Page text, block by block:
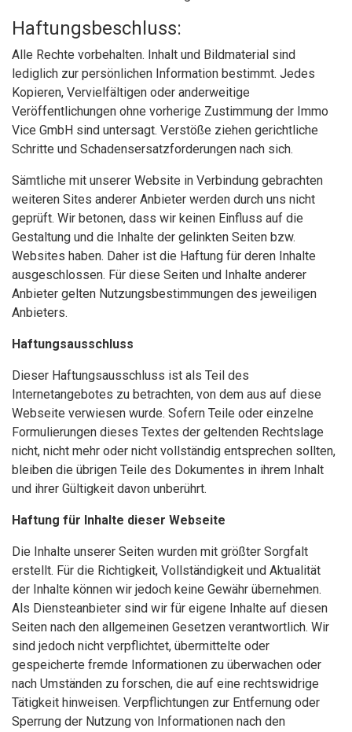
Haftungsbeschluss:
Alle Rechte vorbehalten. Inhalt und Bildmaterial sind
lediglich zur persönlichen Information bestimmt. Jedes
Kopieren, Vervielfältigen oder anderweitige
Veröffentlichungen ohne vorherige Zustimmung der Immo
Vice GmbH sind untersagt. Verstöße ziehen gerichtliche
Schritte und Schadensersatzforderungen nach sich.
Sämtliche mit unserer Website in Verbindung gebrachten
weiteren Sites anderer Anbieter werden durch uns nicht
geprüft. Wir betonen, dass wir keinen Einfluss auf die
Gestaltung und die Inhalte der gelinkten Seiten bzw.
Websites haben. Daher ist die Haftung für deren Inhalte
ausgeschlossen. Für diese Seiten und Inhalte anderer
Anbieter gelten Nutzungsbestimmungen des jeweiligen
Anbieters.
Haftungsausschluss
Dieser Haftungsausschluss ist als Teil des
Internetangebotes zu betrachten, von dem aus auf diese
Webseite verwiesen wurde. Sofern Teile oder einzelne
Formulierungen dieses Textes der geltenden Rechtslage
nicht, nicht mehr oder nicht vollständig entsprechen sollten,
bleiben die übrigen Teile des Dokumentes in ihrem Inhalt
und ihrer Gültigkeit davon unberührt.
Haftung für Inhalte dieser Webseite
Die Inhalte unserer Seiten wurden mit größter Sorgfalt
erstellt. Für die Richtigkeit, Vollständigkeit und Aktualität
der Inhalte können wir jedoch keine Gewähr übernehmen.
Als Diensteanbieter sind wir für eigene Inhalte auf diesen
Seiten nach den allgemeinen Gesetzen verantwortlich. Wir
sind jedoch nicht verpflichtet, übermittelte oder
gespeicherte fremde Informationen zu überwachen oder
nach Umständen zu forschen, die auf eine rechtswidrige
Tätigkeit hinweisen. Verpflichtungen zur Entfernung oder
Sperrung der Nutzung von Informationen nach den